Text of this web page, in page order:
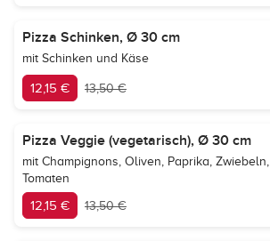
Pizza Schinken, Ø 30 cm
mit Schinken und Käse
12,15 € 13,50 €
Pizza Veggie (vegetarisch), Ø 30 cm
mit Champignons, Oliven, Paprika, Zwiebeln,
Tomaten
12,15 € 13,50 €